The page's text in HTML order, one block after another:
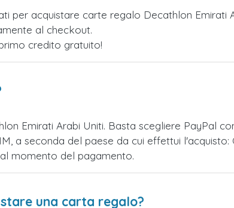
per acquistare carte regalo Decathlon Emirati
al checkout.
credito gratuito!
Emirati Arabi Uniti. Basta scegliere PayPal
a seconda del paese da cui effettui l'acquisto:
momento del pagamento.
una carta regalo?